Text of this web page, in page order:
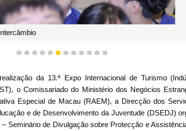
do Ministério dos Negócios Estrangeiros da República
1
2 3 4 5 6 7 8 9 101112
da 13.ª Expo Internacional de Turismo
o Comissariado do Ministério dos Negócios
Especial de Macau (RAEM), a Direcção dos
e de Desenvolvimento da Juventude (DSEDJ)
Seminário de Divulgação sobre Protecção e